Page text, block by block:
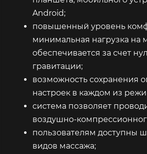
Android;
повышенный уровень
минимальная нагрузка
обеспечивается за счет
гравитации;
возможность сохранения
настроек в каждом из
система позволяет
воздушно-
пользователям доступны
видов массажа;